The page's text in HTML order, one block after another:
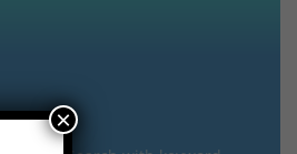
×